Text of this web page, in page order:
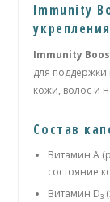
Immunity
Immunity
для
кожи, волос и
Состав
Витамин A
состояние
Витамин D₃